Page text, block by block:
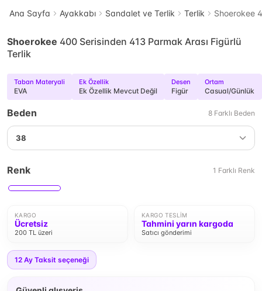
Ana Sayfa Ayakkabı Sandalet ve Terlik Terlik Shoerokee
Shoerokee 400 Serisinden 413 Parmak Arası Figürlü
Terlik
Taban Materyali
EVA
Ek Özellik
Ek Özellik Mevcut Değil
Desen
Figür
Ortam
Casual/Günlük
Beden 8 Farklı Beden
38
Renk 1 Farklı Renk
KARGO
Ücretsiz
200 TL üzeri
KARGO TESLIM
Tahmini yarın kargoda
Satıcı gönderimi
12 Ay Taksit seçeneği